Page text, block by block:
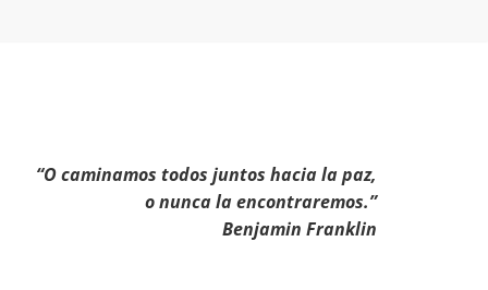
“O caminamos todos juntos hacia la paz,
o nunca la encontraremos.”
Benjamin Franklin